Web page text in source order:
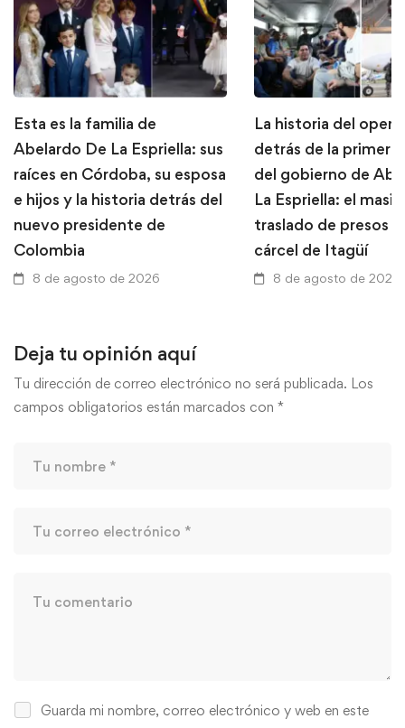
Esta es la familia de
Abelardo De La Espriella: sus
raíces en Córdoba, su esposa
e hijos y la historia detrás del
nuevo presidente de
Colombia
8 de agosto de 2026
La historia del
detrás de la primera
del gobierno de
La Espriella: el
traslado de presos
cárcel de Itagüí
8 de agosto de 2026
Deja tu opinión aquí
Tu dirección de correo electrónico no será publicada. Los
campos obligatorios están marcados con *
Guarda mi nombre, correo electrónico y web en este